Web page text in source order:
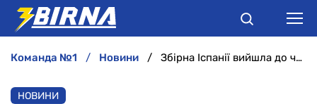
команда №1 новини Збірна Іспанії вийшла до чвертьфіналу ЧС-2026: Португалія з Роналду залишає турнір
НОВИНИ